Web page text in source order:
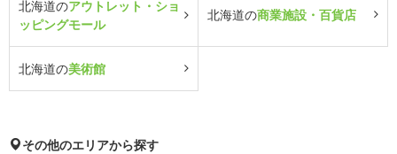
北海道のアウトレット・ショ
ッピングモール
北海道の商業施設・百貨店
北海道の美術館
その他のエリアから探す